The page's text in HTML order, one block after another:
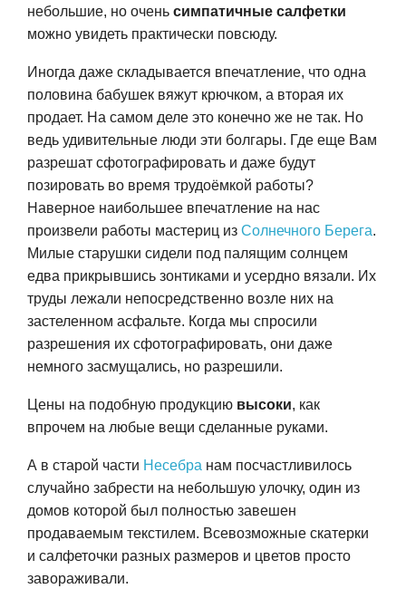
небольшие, но очень симпатичные салфетки
можно увидеть практически повсюду.
Иногда даже складывается впечатление, что одна
половина бабушек вяжут крючком, а вторая их
продает. На самом деле это конечно же не так. Но
ведь удивительные люди эти болгары. Где еще Вам
разрешат сфотографировать и даже будут
позировать во время трудоёмкой работы?
Наверное наибольшее впечатление на нас
произвели работы мастериц из Солнечного Берега.
Милые старушки сидели под палящим солнцем
едва прикрывшись зонтиками и усердно вязали. Их
труды лежали непосредственно возле них на
застеленном асфальте. Когда мы спросили
разрешения их сфотографировать, они даже
немного засмущались, но разрешили.
Цены на подобную продукцию высоки, как
впрочем на любые вещи сделанные руками.
А в старой части Несебра нам посчастливилось
случайно забрести на небольшую улочку, один из
домов которой был полностью завешен
продаваемым текстилем. Всевозможные скатерки
и салфеточки разных размеров и цветов просто
завораживали.